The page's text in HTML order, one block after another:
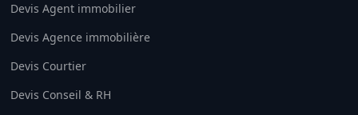
Devis Agent immobilier
Devis Agence immobilière
Devis Courtier
Devis Conseil & RH